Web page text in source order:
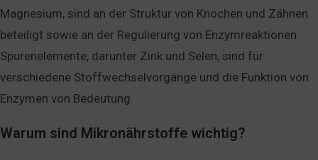
Magnesium, sind an der Struktur von Knochen und Zähnen
beteiligt sowie an der Regulierung von Enzymreaktionen.
Spurenelemente, darunter Zink und Selen, sind für
verschiedene Stoffwechselvorgänge und die Funktion von
Enzymen von Bedeutung.
Warum sind Mikronährstoffe wichtig?